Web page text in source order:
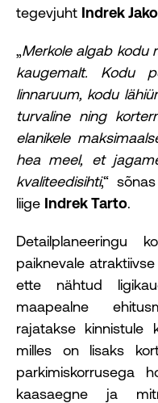
tegevjuht Indrek
„Merkole algab kodu
kaugemalt. Kodu
linnaruum, kodu
turvaline ning
elanikele
hea meel, et
kvaliteedisihti,“
liige Indrek Tarto.
Detailplaneeringu
paiknevale
ette nähtud
maapealne
rajatakse kinnistule
milles on lisaks
parkimiskorrusega
kaasaegne ja